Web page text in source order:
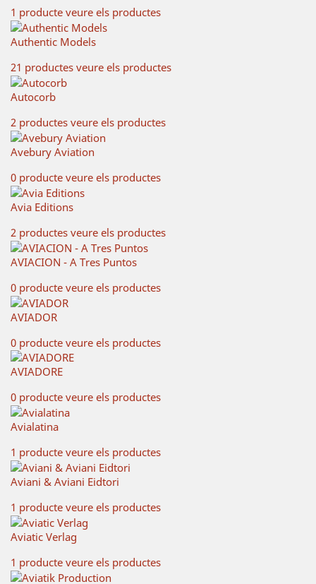
1 producte veure els productes
Authentic Models
21 productes veure els productes
Autocorb
2 productes veure els productes
Avebury Aviation
0 producte veure els productes
Avia Editions
2 productes veure els productes
AVIACION - A Tres Puntos
0 producte veure els productes
AVIADOR
0 producte veure els productes
AVIADORE
0 producte veure els productes
Avialatina
1 producte veure els productes
Aviani & Aviani Eidtori
1 producte veure els productes
Aviatic Verlag
1 producte veure els productes